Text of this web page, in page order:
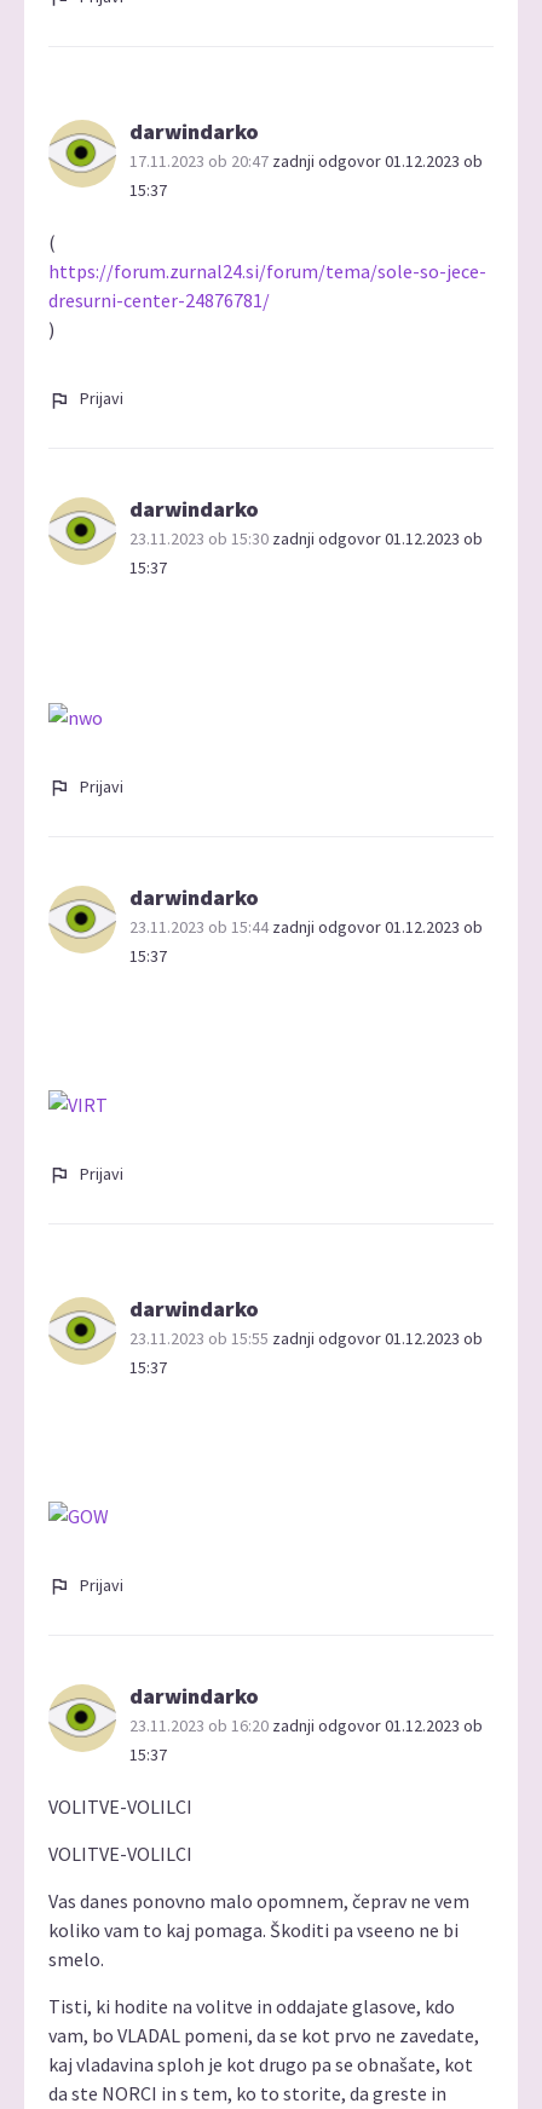
darwindarko
17.11.2023 ob 20:47 zadnji odgovor 01.12.2023 ob
15:37
(
https://forum.zurnal24.si/forum/tema/sole-so-jece-
dresurni-center-24876781/
)
Prijavi
darwindarko
23.11.2023 ob 15:30 zadnji odgovor 01.12.2023 ob
15:37
Prijavi
darwindarko
23.11.2023 ob 15:44 zadnji odgovor 01.12.2023 ob
15:37
Prijavi
darwindarko
23.11.2023 ob 15:55 zadnji odgovor 01.12.2023 ob
15:37
Prijavi
darwindarko
23.11.2023 ob 16:20 zadnji odgovor 01.12.2023 ob
15:37
VOLITVE-VOLILCI
VOLITVE-VOLILCI
Vas danes ponovno malo opomnem, čeprav ne vem
koliko vam to kaj pomaga. Škoditi pa vseeno ne bi
smelo.
Tisti, ki hodite na volitve in oddajate glasove, kdo
vam, bo VLADAL pomeni, da se kot prvo ne zavedate,
kaj vladavina sploh je kot drugo pa se obnašate, kot
da ste NORCI in s tem, ko to storite, da greste in